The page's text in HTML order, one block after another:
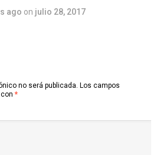
ago on julio 28, 2017
no será publicada. Los campos
*